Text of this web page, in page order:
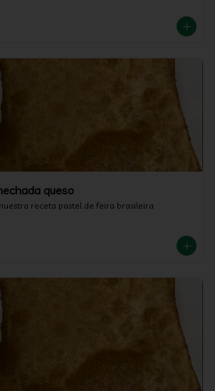
queso
receta pastel de feira brasileira